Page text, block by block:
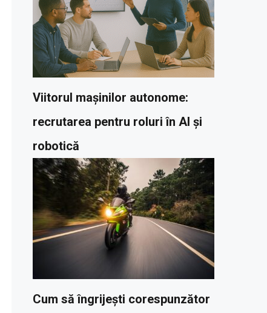
Viitorul mașinilor autonome:
recrutarea pentru roluri în AI și
robotică
Cum să îngrijești corespunzător